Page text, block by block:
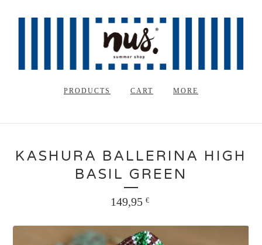
PRODUCTS CART MORE
KASHURA BALLERINA HIGH
BASIL GREEN
149,95 €